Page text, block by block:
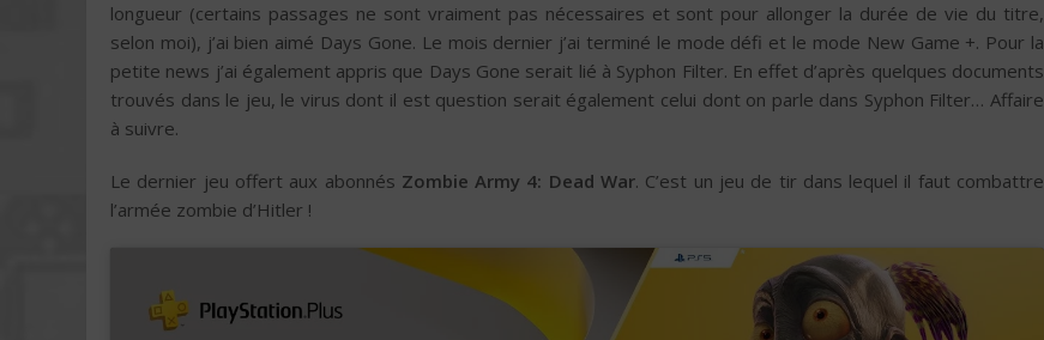
longueur (certains passages ne sont vraiment pas nécessaires et sont pour allonger la durée de vie du titre,
selon moi), j’ai bien aimé Days Gone. Le mois dernier j’ai terminé le mode défi et le mode New Game +. Pour la
petite news j’ai également appris que Days Gone serait lié à Syphon Filter. En effet d’après quelques documents
trouvés dans le jeu, le virus dont il est question serait également celui dont on parle dans Syphon Filter… Affaire
à suivre.
Le dernier jeu offert aux abonnés Zombie Army 4: Dead War. C’est un jeu de tir dans lequel il faut combattre
l’armée zombie d’Hitler !